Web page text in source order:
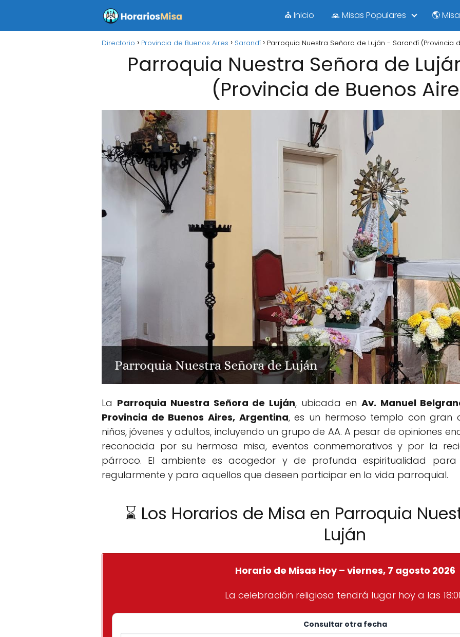
⛪ Inicio 🙏 Misas Populares 🌎
Directorio Provincia de Buenos Aires Sarandí Parroquia Nuestra Señora de Luján - Sarandí (Provincia
Parroquia Nuestra Señora de
(Provincia de Buenos
La Parroquia Nuestra Señora de Luján, ubicada en Av. Manuel
Provincia de Buenos Aires, Argentina, es un hermoso templo con gran
niños, jóvenes y adultos, incluyendo un grupo de AA. A pesar de opiniones
reconocida por su hermosa misa, eventos conmemorativos y por la
párroco. El ambiente es acogedor y de profunda espiritualidad para
regularmente y para aquellos que deseen participar en la vida parroquial.
⌛ Los Horarios de Misa en Parroquia
Luján
Horario de Misas Hoy – viernes, 7 agosto 2026
La celebración religiosa tendrá lugar hoy a las
Consultar otra fecha